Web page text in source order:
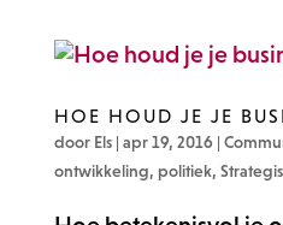
HOE HOUD JE JE
door Els| apr 19, 2016|
ontwikkeling, politiek,